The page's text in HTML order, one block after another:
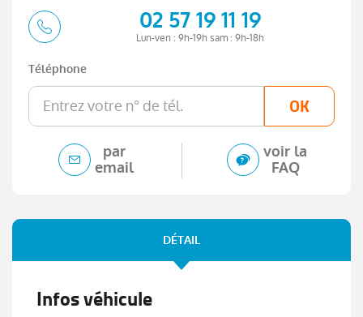
02 57 19 11 19
Lun-ven : 9h-19h sam : 9h-18h
Téléphone
OK
par
email
voir la
FAQ
DÉTAIL
Infos véhicule